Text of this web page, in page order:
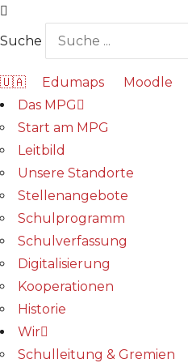
Suche
🇺🇦 Edumaps Moodle
Das MPG
Start am MPG
Leitbild
Unsere Standorte
Stellenangebote
Schulprogramm
Schulverfassung
Digitalisierung
Kooperationen
Historie
Wir
Schulleitung & Gremien